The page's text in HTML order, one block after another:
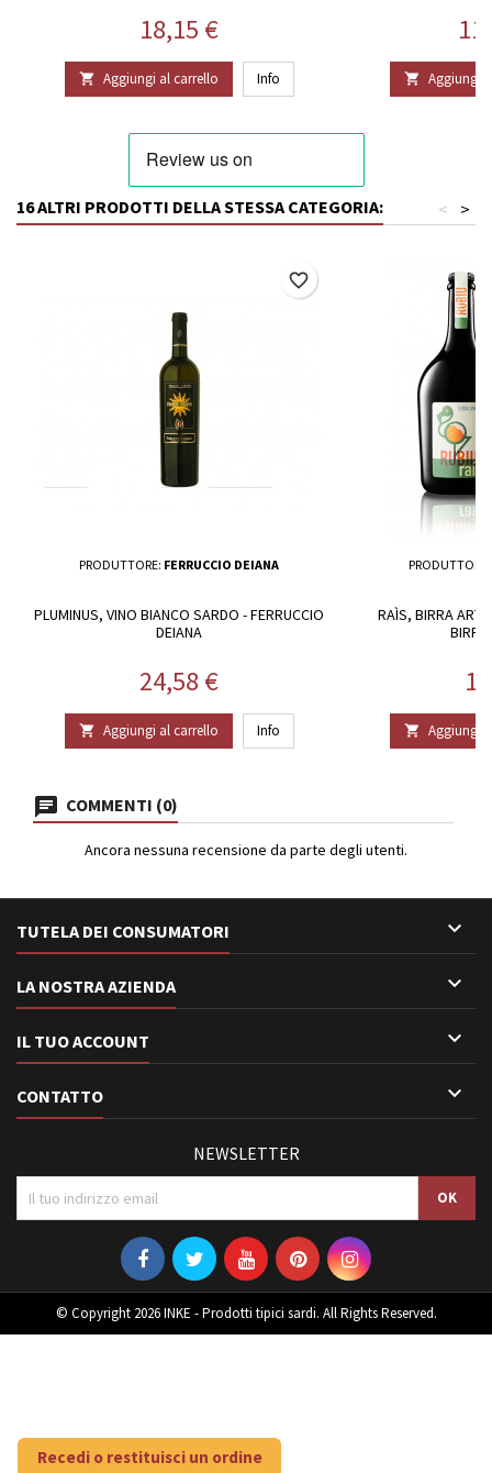
Prezzo
18,15 €
 Aggiungi al carrello Info  Aggiungi
16 ALTRI PRODOTTI DELLA STESSA CATEGORIA: >
<
PRODUTTORE: FERRUCCIO DEIANA
PLUMINUS, VINO BIANCO SARDO - FERRUCCIO
DEIANA
Prezzo
24,58 €
 Aggiungi al carrello Info
favorite_border
PRODUTTORE:
RAÌS, BIRRA
 Aggiungi
COMMENTI (0)
Ancora nessuna recensione da parte degli utenti.
TUTELA DEI CONSUMATORI 
LA NOSTRA AZIENDA 
IL TUO ACCOUNT 
CONTATTO 
NEWSLETTER
© Copyright 2026 INKE - Prodotti tipici sardi. All Rights Reserved.
Recedi o restituisci un ordine